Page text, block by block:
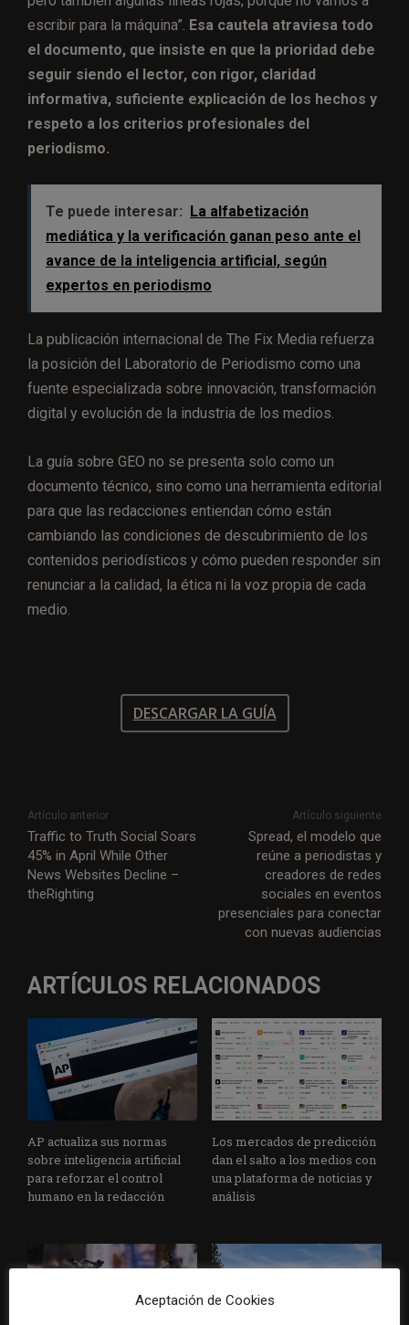
escribir para la máquina”. Esa cautela atraviesa todo
el documento, que insiste en que la prioridad debe
seguir siendo el lector, con rigor, claridad
informativa, suficiente explicación de los hechos y
respeto a los criterios profesionales del
periodismo.
Te puede interesar:
La alfabetización
mediática y la verificación ganan peso ante el
avance de la inteligencia artificial, según
expertos en periodismo
La publicación internacional de The Fix Media refuerza
la posición del Laboratorio de Periodismo como una
fuente especializada sobre innovación, transformación
digital y evolución de la industria de los medios.
La guía sobre GEO no se presenta solo como un
documento técnico, sino como una herramienta editorial
para que las redacciones entiendan cómo están
cambiando las condiciones de descubrimiento de los
contenidos periodísticos y cómo pueden responder sin
renunciar a la calidad, la ética ni la voz propia de cada
medio.
DESCARGAR LA GUÍA
Artículo anterior
Traffic to Truth Social Soars
45% in April While Other
News Websites Decline –
theRighting
Artículo siguiente
Spread, el modelo que
reúne a periodistas y
creadores de redes
sociales en eventos
presenciales para conectar
con nuevas audiencias
ARTÍCULOS RELACIONADOS
AP actualiza sus normas
sobre inteligencia artificial
para reforzar el control
humano en la redacción
Los mercados de predicción
dan el salto a los medios con
una plataforma de noticias y
análisis
Aceptación de Cookies